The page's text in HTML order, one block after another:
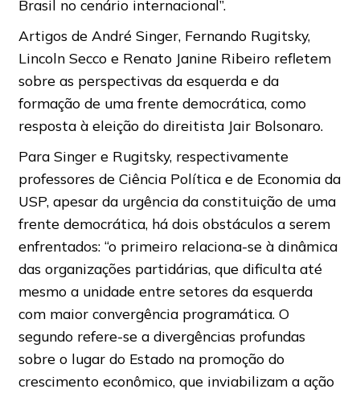
Brasil no cenário internacional”.
Artigos de André Singer, Fernando Rugitsky,
Lincoln Secco e Renato Janine Ribeiro refletem
sobre as perspectivas da esquerda e da
formação de uma frente democrática, como
resposta à eleição do direitista Jair Bolsonaro.
Para Singer e Rugitsky, respectivamente
professores de Ciência Política e de Economia da
USP, apesar da urgência da constituição de uma
frente democrática, há dois obstáculos a serem
enfrentados: “o primeiro relaciona-se à dinâmica
das organizações partidárias, que dificulta até
mesmo a unidade entre setores da esquerda
com maior convergência programática. O
segundo refere-se a divergências profundas
sobre o lugar do Estado na promoção do
crescimento econômico, que inviabilizam a ação